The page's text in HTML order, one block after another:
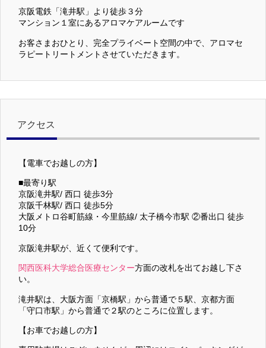
京阪電鉄「滝井駅」より徒歩３分
マンション１室にあるアロマケアルームです
お客さまおひとり、完全プライベート空間の中で、アロマセ
ラピートリートメントさせていただきます。
アクセス
【電車でお越しの方】
■最寄り駅
京阪滝井駅/ 西口 徒歩3分
京阪千林駅/ 西口 徒歩5分
大阪メトロ谷町筋線・今里筋線/ 太子橋今市駅 ②番出口 徒歩
10分
京阪滝井駅が、近くて便利です。
関西医科大学総合医療センター方面の改札を出てお越し下さ
い。
滝井駅は、大阪方面「京橋駅」から普通で５駅、京都方面
「守口市駅」から普通で２駅のところに位置します。
【お車でお越しの方】